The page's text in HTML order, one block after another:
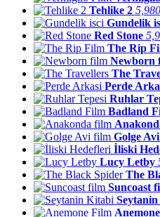
Tehlike 2
Gundelik
Red Stone
The Rip
Newborn
The
Perde
Ruhlar
Badland
Golge
İliski
Lucy Letby
The
Suncoast